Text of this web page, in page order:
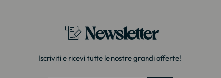
Newsletter
Iscriviti e ricevi tutte le nostre grandi offerte!